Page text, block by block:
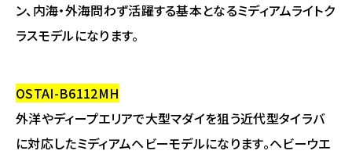
ン、内海・外海問わず活躍する基本となるミディアムライトク
ラスモデルになります。
OSTAI-B6112MH
外洋やディープエリアで大型マダイを狙う近代型タイラバ
に対応したミディアムヘビーモデルになります。ヘビーウエ